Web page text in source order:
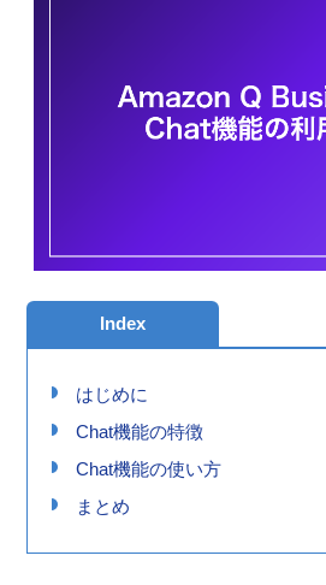
Index
はじめに
Chat機能の特徴
Chat機能の使い方
まとめ